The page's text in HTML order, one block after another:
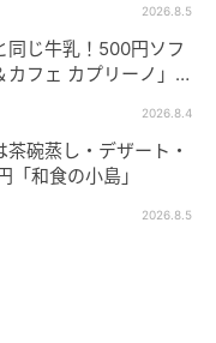
2026.8.5
同じ牛乳！500円ソフ
フェ カプリーノ」
2026.8.4
碗蒸し・デザート・
「和食の小島」
2026.8.5